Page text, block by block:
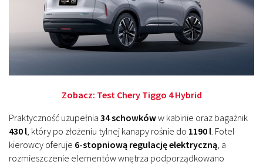
Zobacz: Test Chery Tiggo 4 Hybrid
Praktyczność uzupełnia 34 schowkóww kabinie oraz bagażnik
430 l, który po złożeniu tylnej kanapy rośnie do 1190 l. Fotel
kierowcy oferuje 6-stopniową regulację elektryczną, a
rozmieszczenie elementów wnętrza podporządkowano